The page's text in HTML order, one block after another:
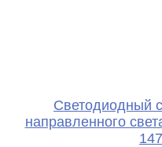
Светодиодный
направленного